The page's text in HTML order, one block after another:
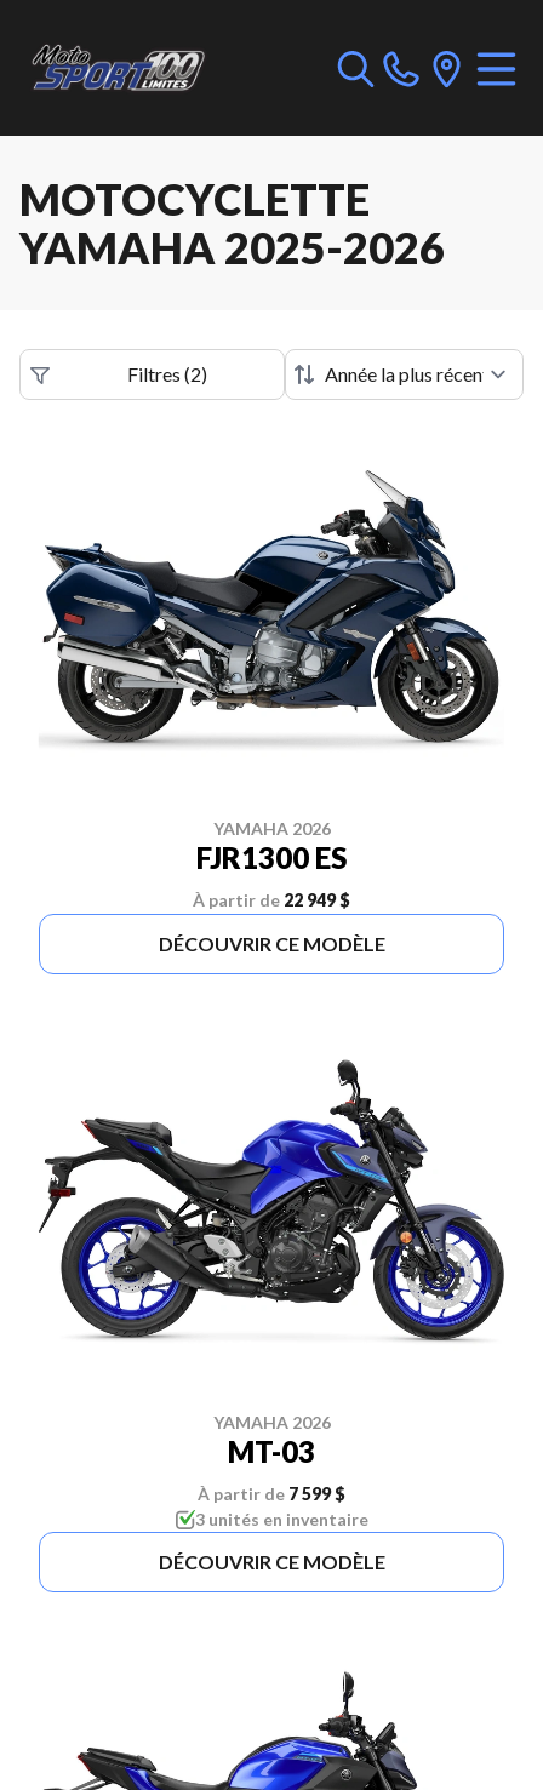
MOTOCYCLETTE
YAMAHA 2025-2026
Filtres (2)
YAMAHA 2026
FJR1300 ES
À partir de 22 949 $
DÉCOUVRIR CE MODÈLE
YAMAHA 2026
MT-03
À partir de 7 599 $
3 unités en inventaire
DÉCOUVRIR CE MODÈLE